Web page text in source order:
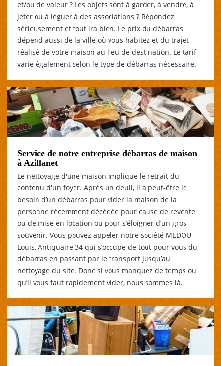
et/ou de valeur ? Les objets sont à garder, à vendre, à
jeter ou à léguer à des associations ? Répondez
sérieusement et tout ira bien. Le prix du débarras
dépend aussi de la ville où vous habitez et du trajet
réalisé de votre maison au lieu de destination. Le tarif
varie également selon le type de débarras nécessaire.
Service de notre entreprise débarras de maison
à Azillanet
Le nettoyage d'une maison implique le retrait du
contenu d'un foyer. Après un deuil, il a peut-être le
besoin d’un débarras pour vider la maison de la
personne récemment décédée pour cause de revente
ou de mise en location ou pour s’éloigner d’un gros
souvenir. Vous pouvez appeler notre société MEDOU
Louis, Antiquaire 34 qui s’occupe de tout pour vous du
débarras en passant par le transport jusqu’au
nettoyage du site. Donc si vous manquez de temps ou
qu’il vous faut rapidement vider, nous sommes là.